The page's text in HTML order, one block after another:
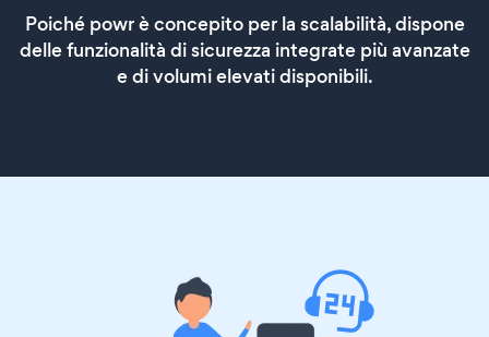
Poiché powr è concepito per la scalabilità, dispone
delle funzionalità di sicurezza integrate più avanzate
e di volumi elevati disponibili.